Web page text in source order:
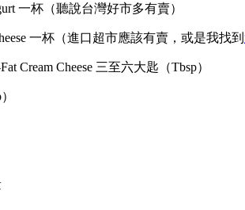
一杯（聽說台灣好市多有賣）
一杯（進口超市應該有賣，或是我找到
Cream Cheese 三至六大匙（Tbsp）